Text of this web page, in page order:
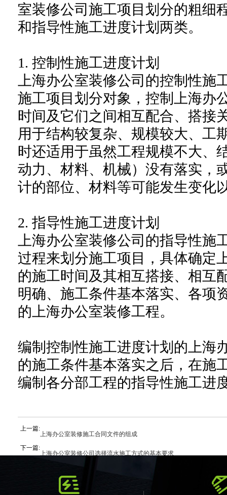
室装修公司施工项目划分的粗细
和指导性施工进度计划两类。
1. 控制性施工进度计划
上海办公室装修公司的控制性
施工项目划分对象，控制上海办
时间及它们之间相互配合、搭接
用于结构较复杂、规模较大、工
时还适用于虽然工程规模不大、
动力、材料、机械）没有落实，
计的部位、材料等可能发生变化
2. 指导性施工进度计划
上海办公室装修公司的指导性
过程来划分施工项目，具体确定
的施工时间及其相互搭接、相互
明确、施工条件基本落实、各项
的上海办公室装修工程。
编制控制性施工进度计划的上海
的施工条件基本落实之后，在施
编制各分部工程的指导性施工进
上一篇:上海办公室装修施工合同文件的组成
下一篇:上海办公室装修公司选择流水施工方式的基本要求